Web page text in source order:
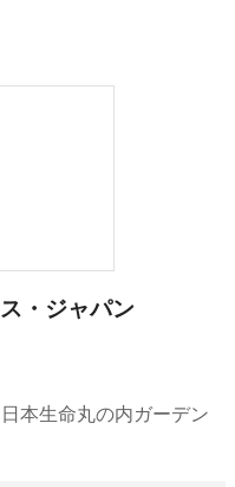
ジャー系 No.1
料請求数ランキング BIツ
料請求数ランキング BIツ
・ジャパン
本生命丸の内ガーデン